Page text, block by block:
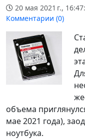
20 мая 2021 г.,
Комментарии (0)
объема
мае 2021 года),
ноутбука.